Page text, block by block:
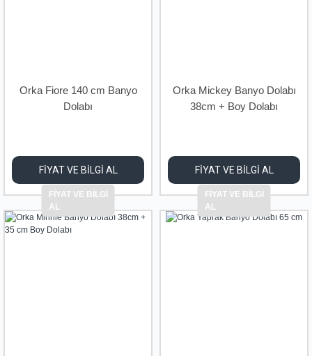
Orka Fiore 140 cm Banyo
Dolabı
FİYAT VE BİLGİ AL
FİYAT VE BİLGİ
AL
Orka Mickey Banyo Dolabı
38cm + Boy Dolabı
FİYAT VE BİLGİ AL
FİYAT VE BİLGİ
AL